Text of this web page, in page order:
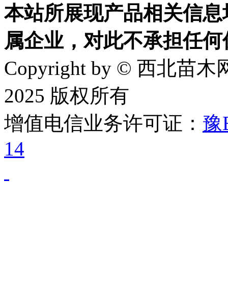
本站所展现产品相关信
属企业，对此不承担任
Copyright by © 西北苗木
2025 版权所有
增值电信业务许可证： 豫
14